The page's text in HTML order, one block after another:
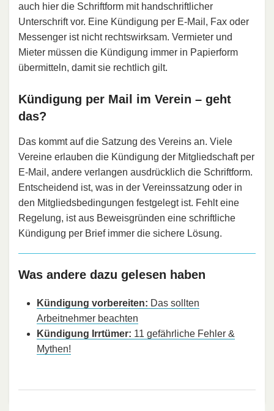
auch hier die Schriftform mit handschriftlicher
Unterschrift vor. Eine Kündigung per E-Mail, Fax oder
Messenger ist nicht rechtswirksam. Vermieter und
Mieter müssen die Kündigung immer in Papierform
übermitteln, damit sie rechtlich gilt.
Kündigung per Mail im Verein – geht
das?
Das kommt auf die Satzung des Vereins an. Viele
Vereine erlauben die Kündigung der Mitgliedschaft per
E-Mail, andere verlangen ausdrücklich die Schriftform.
Entscheidend ist, was in der Vereinssatzung oder in
den Mitgliedsbedingungen festgelegt ist. Fehlt eine
Regelung, ist aus Beweisgründen eine schriftliche
Kündigung per Brief immer die sichere Lösung.
Was andere dazu gelesen haben
Kündigung vorbereiten: Das sollten
Arbeitnehmer beachten
Kündigung Irrtümer: 11 gefährliche Fehler &
Mythen!